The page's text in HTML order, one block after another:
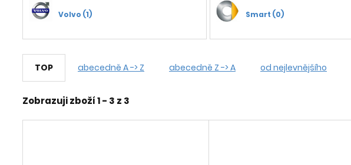
Volvo (1) Smart (0)
TOP abecedně A -> Z abecedně Z -> A od nejlevnějšího
Zobrazuji zboží 1 - 3 z 3